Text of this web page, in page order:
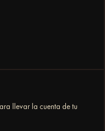
llevar la cuenta de tu